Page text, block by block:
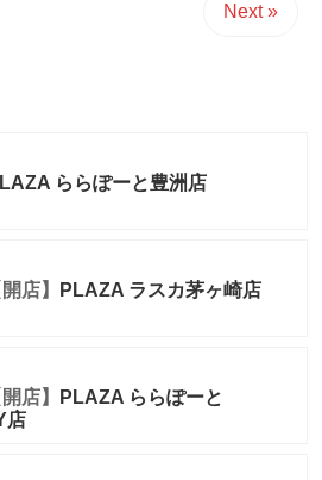
Next »
ららぽーと豊洲店
開店】 PLAZA ラスカ茅ヶ崎店
開店】
PLAZA ららぽーと
店